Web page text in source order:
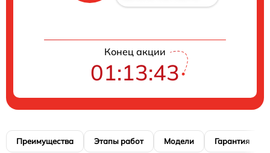
Конец акции
01:13:42
Преимущества Этапы работ Модели Гарантия